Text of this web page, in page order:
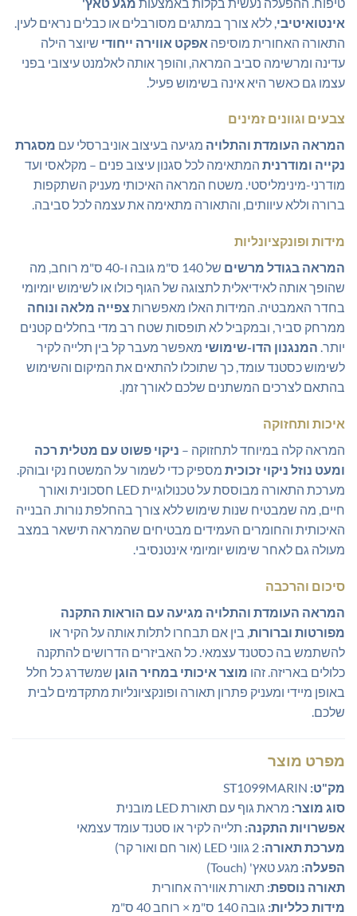
אינטואיטיבי , ללא צורך במתגים מסורבלים או כבלים נראים לעין.
התאורה האחורית מוסיפה אפקט אווירה ייחודי שיוצר הילה
עדינה ומרשימה סביב המראה, והופך אותה לאלמנט עיצובי בפני
עצמו גם כאשר היא אינה בשימוש פעיל.
צבעים וגוונים זמינים
המראה העומדת והתלויה מגיעה בעיצוב אוניברסלי עם מסגרת
נקייה ומודרנית המתאימה לכל סגנון עיצוב פנים – מקלאסי ועד
מודרני-מינימליסטי. משטח המראה האיכותי מעניק השתקפות
ברורה וללא עיוותים, והתאורה מתאימה את עצמה לכל סביבה.
מידות ופונקציונליות
המראה בגודל מרשים
של 140 ס"מ גובה ו-40 ס"מ רוחב, מה
שהופך אותה לאידיאלית לתצוגה של הגוף כולו או לשימוש יומיומי
בחדר האמבטיה. המידות האלו מאפשרות צפייה מלאה ונוחה
ממרחק סביר, ובמקביל לא תופסות שטח רב מדי בחללים קטנים
יותר. המנגנון הדו-שימושי מאפשר מעבר קל בין תלייה לקיר
לשימוש כסטנד עומד, כך שתוכלו להתאים את המיקום והשימוש
בהתאם לצרכים המשתנים שלכם לאורך זמן.
איכות ותחזוקה
המראה קלה במיוחד לתחזוקה – ניקוי פשוט עם מטלית רכה
ומעט נוזל ניקוי זכוכית מספיק כדי לשמור על המשטח נקי ובוהק.
מערכת התאורה מבוססת על טכנולוגיית LED חסכונית ואורך
חיים, מה שמבטיח שנות שימוש ללא צורך בהחלפת נורות. הבנייה
האיכותית והחומרים העמידים מבטיחים שהמראה תישאר במצב
מעולה גם לאחר שימוש יומיומי אינטנסיבי.
סיכום והרכבה
המראה העומדת והתלויה מגיעה עם הוראות התקנה
מפורטות וברורות, בין אם תבחרו לתלות אותה על הקיר או
להשתמש בה כסטנד עצמאי. כל האביזרים הדרושים להתקנה
כלולים באריזה. זהו מוצר איכותי במחיר הוגן שמשדרג כל חלל
באופן מיידי ומעניק פתרון תאורה ופונקציונליות מתקדמים לבית
שלכם.
מפרט מוצר
מק"ט:
סוג מוצר: מראת גוף עם תאורת LED מובנית
אפשרויות התקנה: תלייה לקיר או סטנד עומד עצמאי
מערכת תאורה:
הפעלה: מגע טאץ' (Touch)
תאורה נוספת: תאורת אווירה אחורית
מידות כלליות: גובה 140 ס"מ × רוחב 40 ס"מ